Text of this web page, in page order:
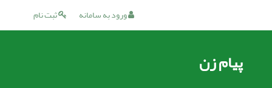
ثبت نام ورود به سامانه
پیام زن